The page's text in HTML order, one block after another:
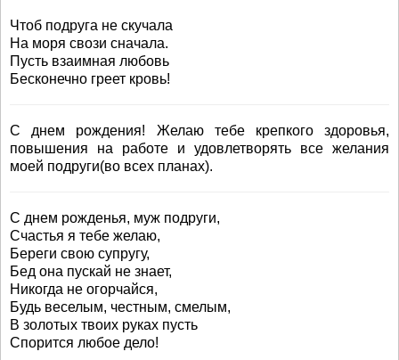
Чтоб подруга не скучала
На моря свози сначала.
Пусть взаимная любовь
Бесконечно греет кровь!
С днем рождения! Желаю тебе крепкого здоровья,
повышения на работе и удовлетворять все желания
моей подруги(во всех планах).
С днем рожденья, муж подруги,
Счастья я тебе желаю,
Береги свою супругу,
Бед она пускай не знает,
Никогда не огорчайся,
Будь веселым, честным, смелым,
В золотых твоих руках пусть
Спорится любое дело!